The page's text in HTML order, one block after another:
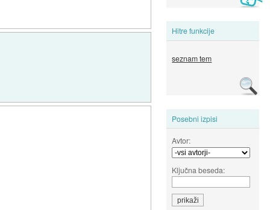
Hitre funkcije
seznam tem
Posebni izpisi
Avtor:
Ključna beseda: